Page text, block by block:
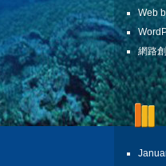
Web
網路